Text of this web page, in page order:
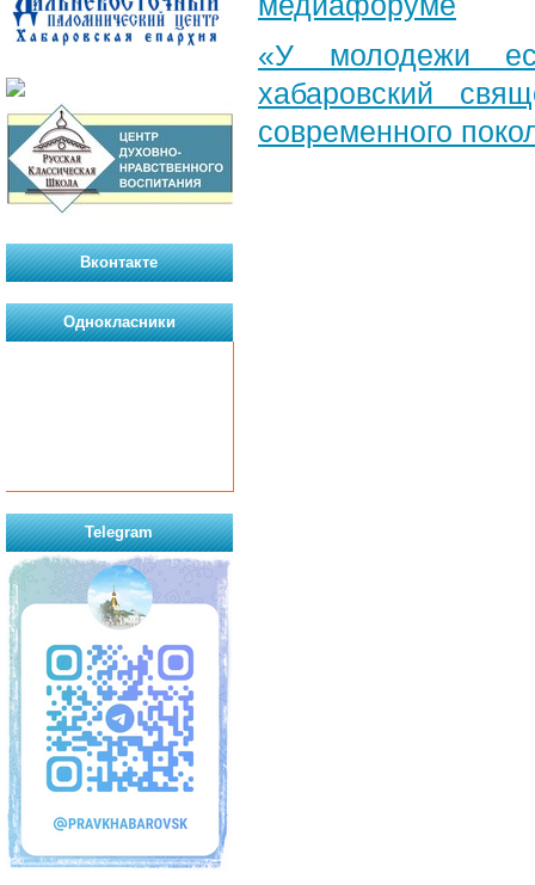
«У молодежи
хабаровский
современного
Вконтакте
Однокласники
Telegram